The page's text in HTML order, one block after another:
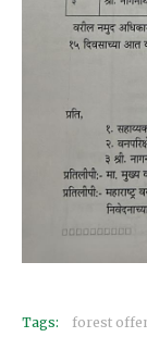
Tags: forest